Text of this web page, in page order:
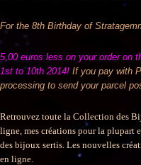
For the 8th Birthday of
5,00 euros less on your order on
1st to 10th 2014! If you pay with
processing to send your parcel
Retrouvez toute la Collection des
ligne, mes créations pour la plupart
des bijoux sertis. Les nouvelles
en ligne.